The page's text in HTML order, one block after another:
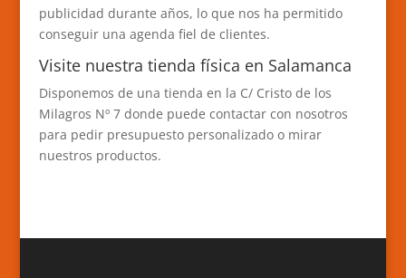
publicidad durante años, lo que nos ha permitido
conseguir una agenda fiel de clientes.
Visite nuestra tienda física en Salamanca
Disponemos de una tienda en la C/ Cristo de los
Milagros Nº 7 donde puede contactar con nosotros
para pedir presupuesto personalizado o mirar
nuestros productos.